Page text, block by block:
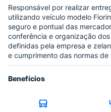
Responsável por realizar
utilizando veículo modelo
seguro e pontual das
conferência e organização
definidas pela empresa e
e cumprimento das normas de
Benefícios